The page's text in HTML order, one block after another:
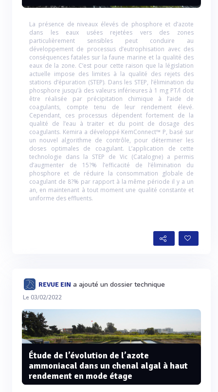
La présence de niveaux élevés de phosphore et d’azote
dans les eaux usées rejetées vers des zones
particulièrement sensibles peut conduire au
développement de processus d’eutrophisation avec des
conséquences fatales sur la faune marine et la qualité des
eaux de la zone. C’est pour cette raison que la législation
actuelle impose des limites à la qualité des rejets des
stations d’épuration (STEP). Dans les STEP, l’élimination du
phosphore jusqu’à des valeurs inférieures à 1 mg PT/l doit
être réalisée par précipitation chimique à l’aide de
coagulants, compte tenu de leur rendement élevé.
Cependant, ces processus dépendent fortement de la
qualité de l’eau à traiter et du point de dosage des
coagulants. Kemira a développé KemConnect™ P, basé sur
un nouvel algorithme de contrôle, pour déterminer les
doses optimales de coagulant. L’application de cette
technologie dans la STEP de Vic (Catalogne) a permis
d’augmenter de 15?% l’efficacité de l’élimination du
phosphore et de réduire la consommation globale de
coagulant de 8?% par rapport à la même période il y a un
an, en maintenant à tout moment une qualité constante et
uniforme des effluents.
REVUE EIN a ajouté un dossier technique
Le 03/02/2022
Étude de l’évolution de l’azote
ammoniacal dans un chenal algal à haut
rendement en mode étage